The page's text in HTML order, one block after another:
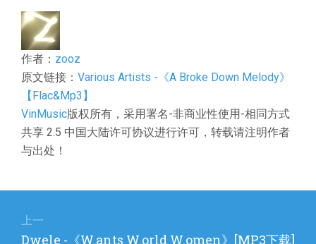
作者： zooz
原文链接： Various Artists -《A Broke Down Melody》
【Flac&Mp3】
VinMusic版权所有，采用署名-非商业性使用-相同方式
共享 2.5 中国大陆许可协议进行许可，转载请注明作者
与出处！
上一
上
Dwele -《W.ants W.orld W.omen》[MP3下载]